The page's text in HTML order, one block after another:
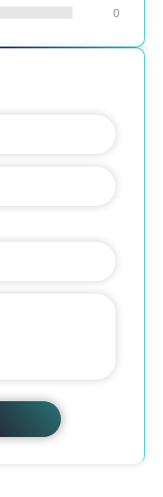
0